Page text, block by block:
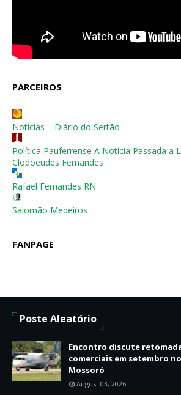
PARCEIROS
Notícias – Diário do Sertão
Política Pauferrense A Notícia Passada a
Clodoeudes Fernandes
Rafael Fernandes RN
Salomão Medeiros
FANPAGE
Poste Aleatório
Encontro discute
comerciais em setembro
Mossoró
August 03, 2026